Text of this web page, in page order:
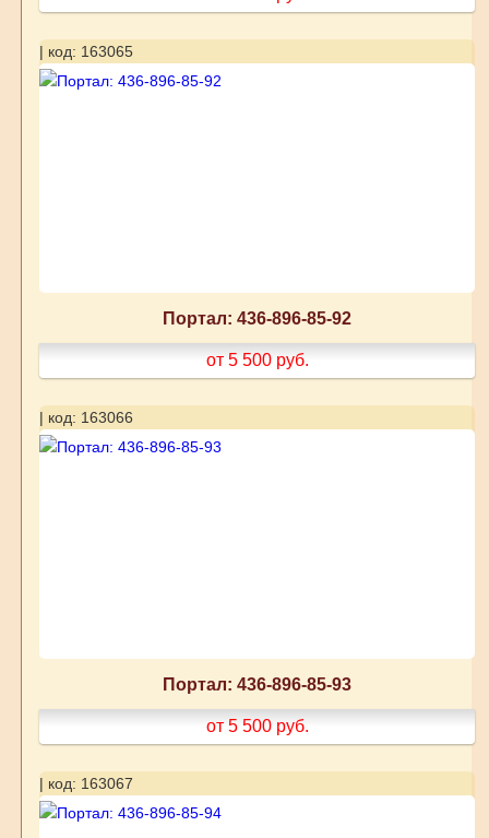
| код: 163065
Портал: 436-896-85-92
от 5 500 руб.
| код: 163066
Портал: 436-896-85-93
от 5 500 руб.
| код: 163067